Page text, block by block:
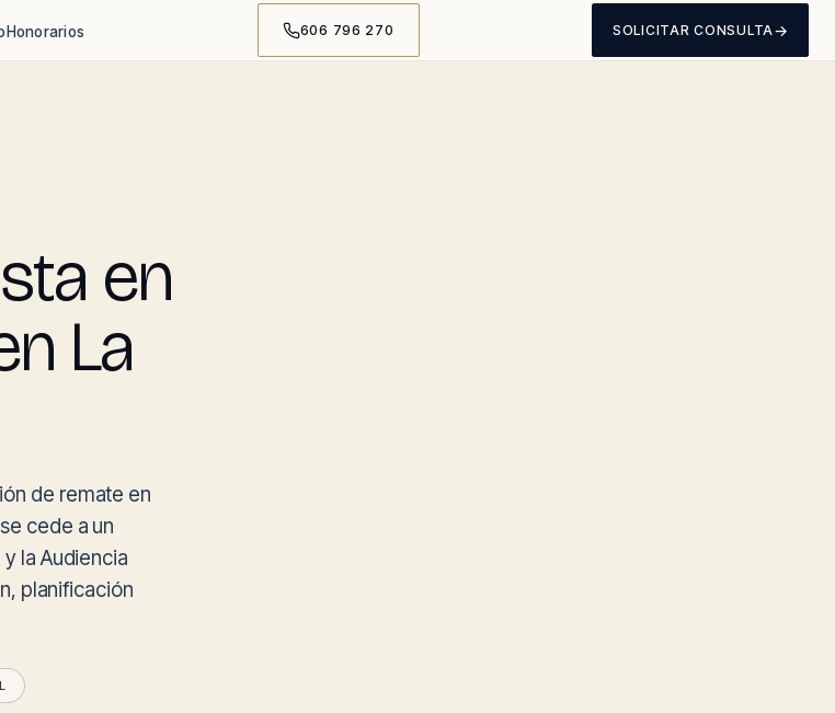
Honorarios 606 796 270 SOLICITAR CONSULTA→
en
La
de remate en
cede a un
la Audiencia
planificación